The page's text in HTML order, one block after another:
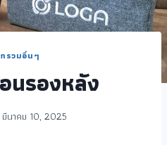
รวมอื่นๆ
นรองหลัง
มีนาคม 10, 2025